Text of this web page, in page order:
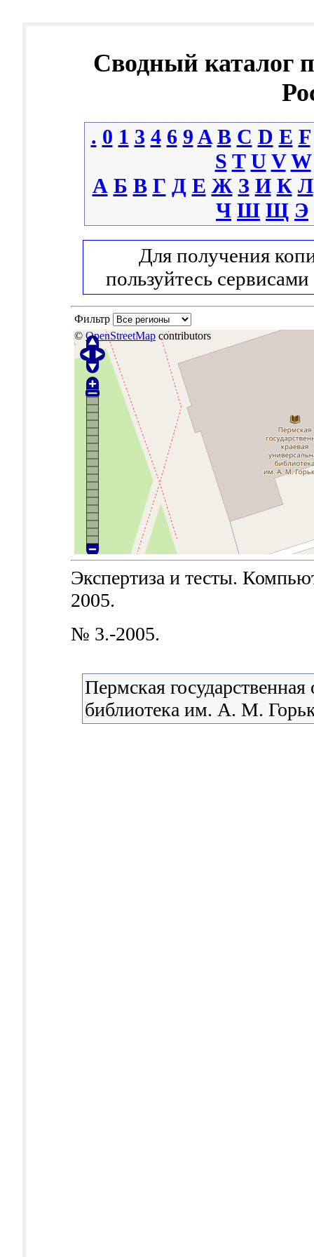
Сводный каталог
. 0 1 3 4 6 9 A B C D E F
S T U V W
А Б В Г Д Е Ж З И К Л
Ч Ш Щ Э
Для получения
пользуйтесь сервисами
Фильтр
© OpenStreetMap contributors
Экспертиза и тесты.
2005.
№ 3.-2005.
Пермская государственная
библиотека им. А. М.